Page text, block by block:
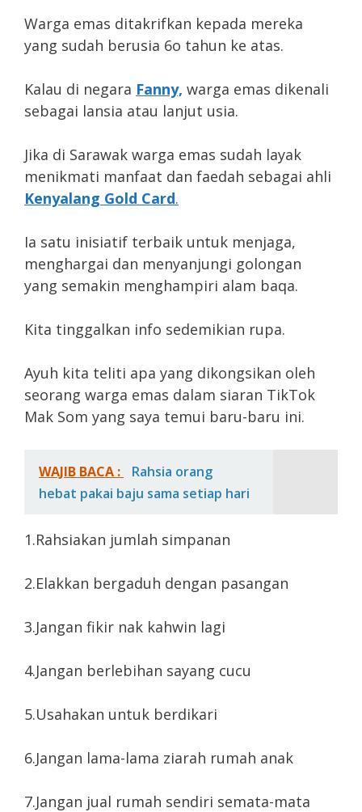
Warga emas ditakrifkan kepada mereka
yang sudah berusia 6o tahun ke atas.
Kalau di negara Fanny, warga emas dikenali
sebagai lansia atau lanjut usia.
Jika di Sarawak warga emas sudah layak
menikmati manfaat dan faedah sebagai ahli
Kenyalang Gold Card.
Ia satu inisiatif terbaik untuk menjaga,
menghargai dan menyanjungi golongan
yang semakin menghampiri alam baqa.
Kita tinggalkan info sedemikian rupa.
Ayuh kita teliti apa yang dikongsikan oleh
seorang warga emas dalam siaran TikTok
Mak Som yang saya temui baru-baru ini.
WAJIB BACA :
Rahsia orang
hebat pakai baju sama setiap hari
1.Rahsiakan jumlah simpanan
2.Elakkan bergaduh dengan pasangan
3.Jangan fikir nak kahwin lagi
4.Jangan berlebihan sayang cucu
5.Usahakan untuk berdikari
6.Jangan lama-lama ziarah rumah anak
7.Jangan jual rumah sendiri semata-mata